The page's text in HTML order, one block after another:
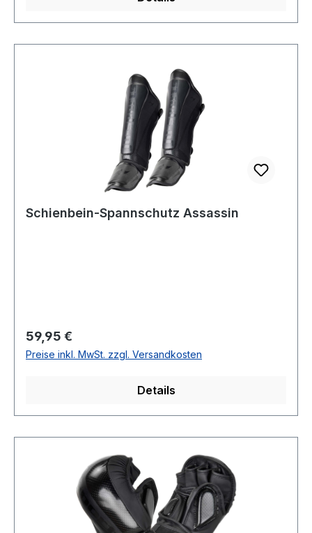
Schienbein-Spannschutz Assassin
Regulärer Preis:
59,95 €
Preise inkl. MwSt. zzgl. Versandkosten
Details